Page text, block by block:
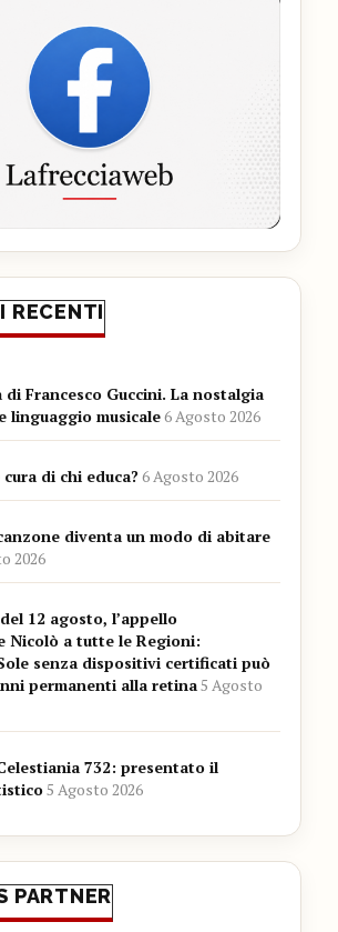
RECENTI
di Francesco Guccini. La nostalgia
linguaggio musicale6 Agosto 2026
di chi educa?6 Agosto 2026
diventa un modo di abitare
2026
12 agosto, l’appello
Nicolò a tutte le Regioni:
senza dispositivi certificati può
permanenti alla retina5 Agosto
732: presentato il
5 Agosto 2026
PARTNER